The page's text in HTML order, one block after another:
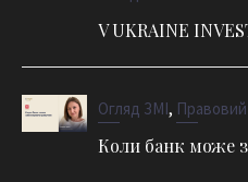
V UKRAINE
Огляд ЗМІ,
Коли банк може